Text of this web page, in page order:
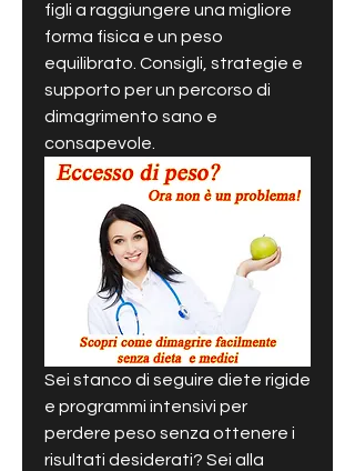
figli a raggiungere una migliore
forma fisica e un peso
equilibrato. Consigli, strategie e
supporto per un percorso di
dimagrimento sano e
consapevole.
Sei stanco di seguire diete rigide
e programmi intensivi per
perdere peso senza ottenere i
risultati desiderati? Sei alla